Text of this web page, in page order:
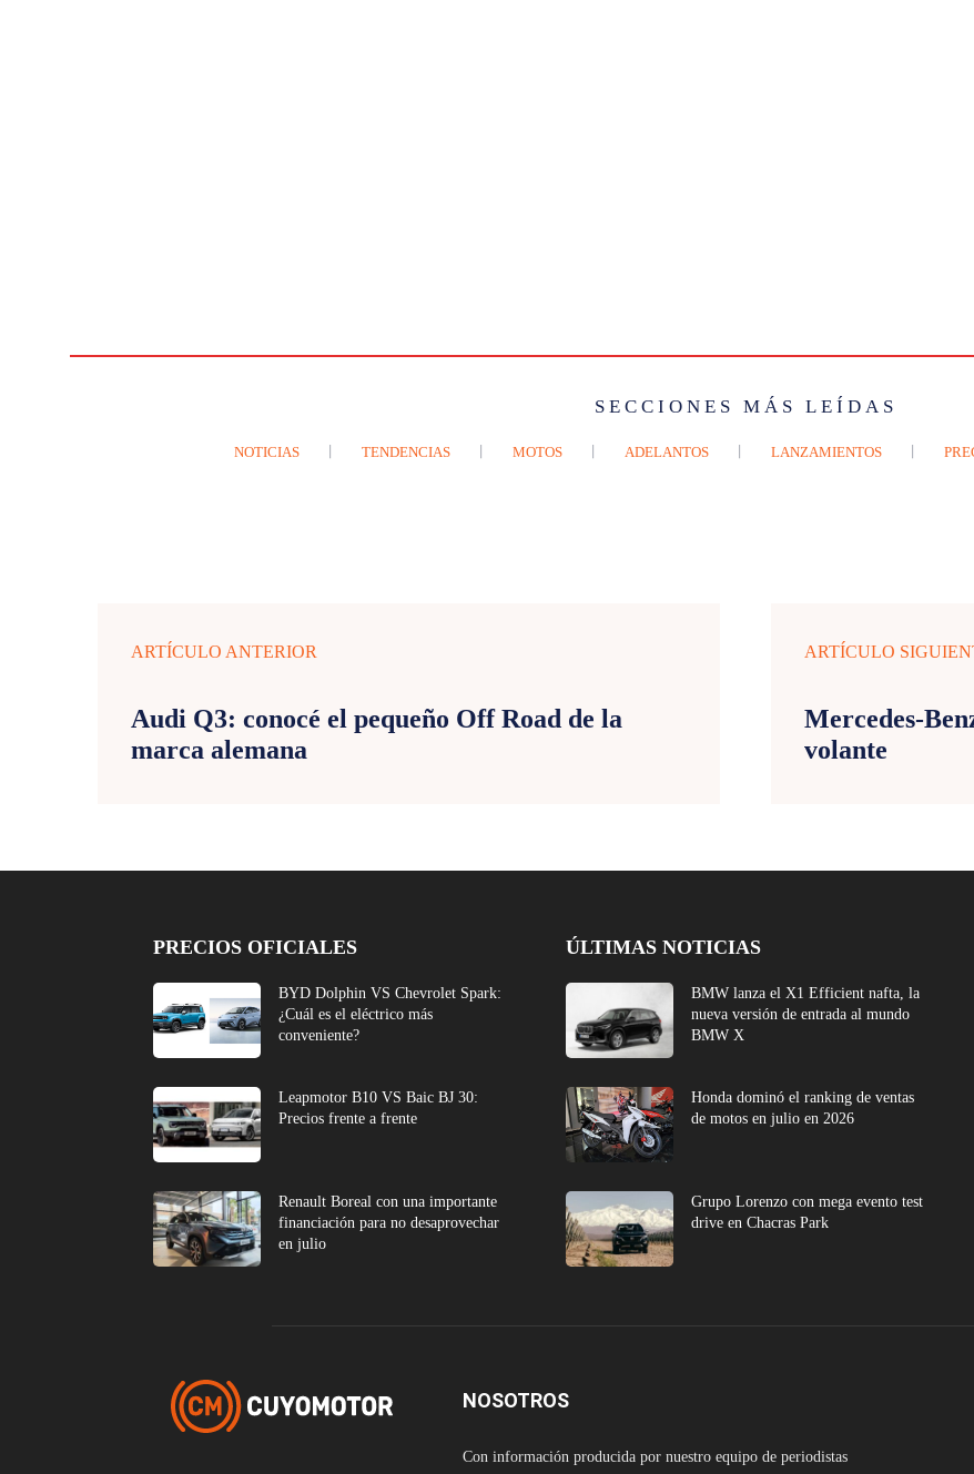
SECCIONES MÁS LEÍDAS
NOTICIAS TENDENCIAS MOTOS ADELANTOS LANZAMIENTOS
ARTÍCULO ANTERIOR
Audi Q3: conocé el pequeño Off Road de la
marca alemana
ARTÍCULO
Mercedes-
volante
PRECIOS OFICIALES
BYD Dolphin VS Chevrolet Spark:
¿Cuál es el eléctrico más
conveniente?
Leapmotor B10 VS Baic BJ 30:
Precios frente a frente
Renault Boreal con una importante
financiación para no desaprovechar
en julio
ÚLTIMAS NOTICIAS
BMW lanza el X1 Efficient nafta, la
nueva versión de entrada al mundo
BMW X
Honda dominó el ranking de ventas
de motos en julio en 2026
Grupo Lorenzo con mega evento test
drive en Chacras Park
NOSOTROS
Con información producida por nuestro equipo de periodistas